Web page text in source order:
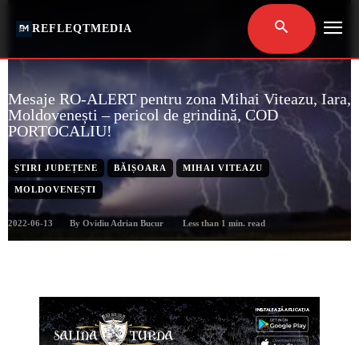
REFLEQTMEDIA
Mesaje RO-ALERT pentru zona Mihai Viteazu, Iara,
Moldovenești – pericol de grindină, COD
PORTOCALIU!
ȘTIRI JUDEȚENE BĂIȘOARA MIHAI VITEAZU
MOLDOVENEȘTI
2022-06-13 By Ovidiu Adrian Bucur Less than 1 min. read